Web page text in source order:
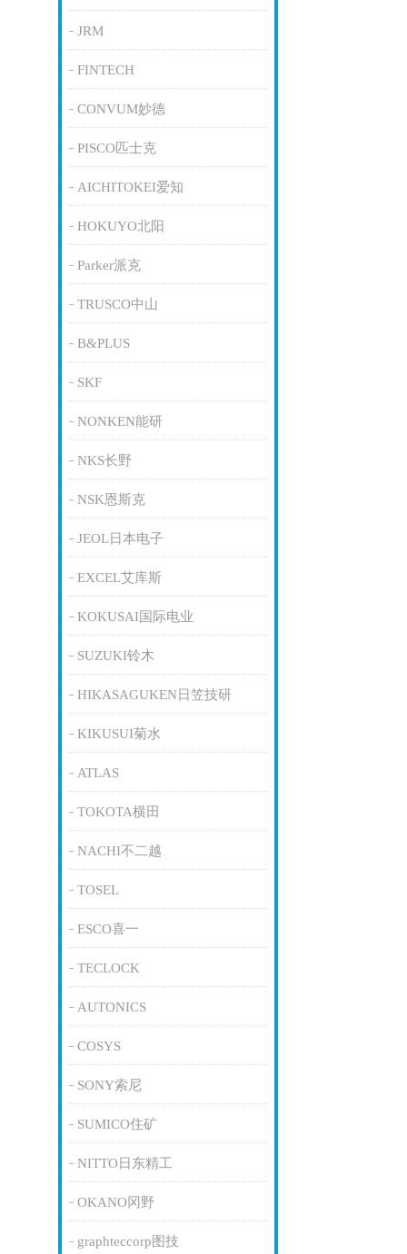
JRM
FINTECH
CONVUM妙德
PISCO匹士克
AICHITOKEI爱知
HOKUYO北阳
Parker派克
TRUSCO中山
B&PLUS
SKF
NONKEN能研
NKS长野
NSK恩斯克
JEOL日本电子
EXCEL艾库斯
KOKUSAI国际电业
SUZUKI铃木
HIKASAGUKEN日笠技研
KIKUSUI菊水
ATLAS
TOKOTA横田
NACHI不二越
TOSEL
ESCO喜一
TECLOCK
AUTONICS
COSYS
SONY索尼
SUMICO住矿
NITTO日东精工
OKANO冈野
graphteccorp图技